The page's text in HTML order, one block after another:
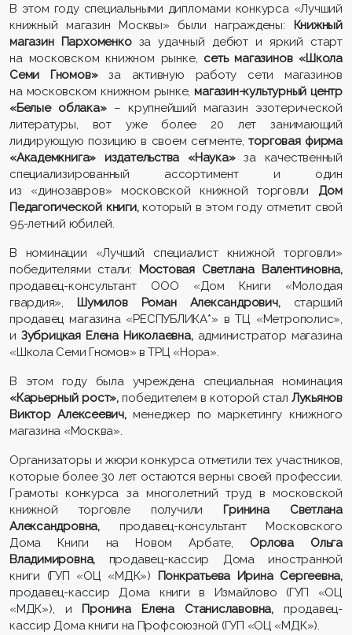
В этом году специальными дипломами конкурса «Лучший
книжный магазин Москвы» были награждены: Книжный
магазин Пархоменко за удачный дебют и яркий старт
на московском книжном рынке, сеть магазинов «Школа
Семи Гномов»за активную работу сети магазинов
на московском книжном рынке,магазин-культурный центр
«Белые облака» – крупнейший магазин эзотерической
литературы, вот уже более 20 лет занимающий
лидирующую позицию в своем сегменте,торговая фирма
«Академкнига» издательства «Наука»за качественный
специализированный ассортимент и один
из «динозавров» московской книжной торговли Дом
Педагогической книги,который в этом году отметит свой
95-летний юбилей.
В номинации «Лучший специалист книжной торговли»
победителями стали: Мостовая Светлана Валентиновна,
продавец-консультант ООО «Дом Книги «Молодая
гвардия», Шумилов Роман Александрович, старший
продавец магазина «РЕСПУБЛИКА*» в ТЦ «Метрополис»,
и Зубрицкая Елена Николаевна, администратор магазина
«Школа Семи Гномов» в ТРЦ «Нора».
В этом году была учреждена специальная номинация
«Карьерный рост»,победителем в которой стал Лукьянов
Виктор Алексеевич,менеджер по маркетингу книжного
магазина «Москва».
Организаторы и жюри конкурса отметили тех участников,
которые более 30 лет остаются верны своей профессии.
Грамоты конкурса за многолетний труд в московской
книжной торговле получили Гринина Светлана
Александровна,продавец-консультант Московского
Дома Книги на Новом Арбате, Орлова Ольга
Владимировна, продавец-кассир Дома иностранной
книги (ГУП «ОЦ «МДК») Понкратьева Ирина Сергеевна,
продавец-кассир Дома книги в Измайлово (ГУП «ОЦ
«МДК»), и Пронина Елена Станиславовна,продавец-
кассир Дома книги на Профсоюзной (ГУП «ОЦ «МДК»).